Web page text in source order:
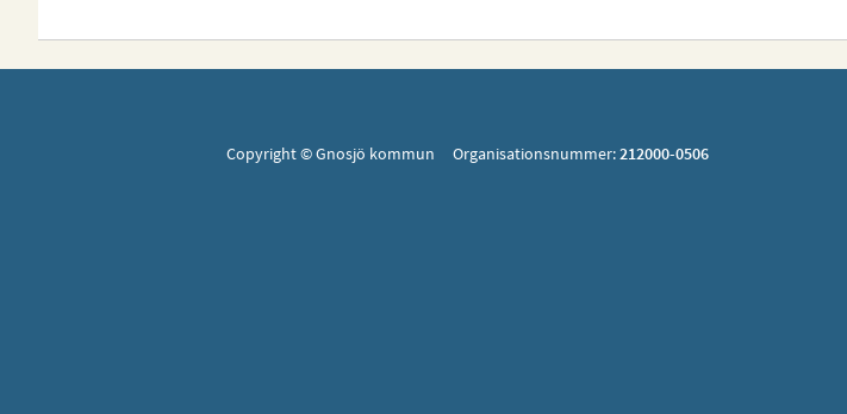
Copyright © Gnosjö kommun Organisationsnummer:212000-0506